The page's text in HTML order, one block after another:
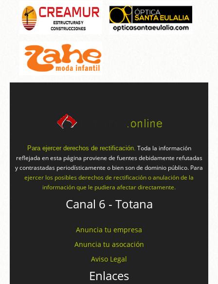
Para ejercer derechos de rectificación. Toda la información
reflejada en esta página proviene de fuentes debidamente refutadas
y contrastadas periodísticamente o bien son de dominio público. Para
ejercer los posibles derechos de rectificación o anulación de la
información que le pudiera afectar directamente.
Canal 6 - Totana
Anuncia tu empresa
Anuncia tu asocación
Aviso Legal
Enlaces